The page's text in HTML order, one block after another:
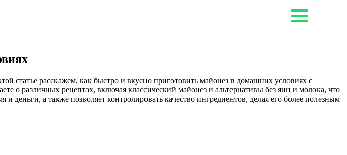
статье расскажем, как быстро и вкусно приготовить майонез в домашних условиях с
о различных рецептах, включая классический майонез и альтернативы без яиц и молока, что
а также позволяет контролировать качество ингредиентов, делая его более полезным